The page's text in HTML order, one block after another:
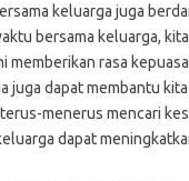
keluarga juga
bersama keluarga,
memberikan rasa
juga dapat membantu
menerus mencari
dapat